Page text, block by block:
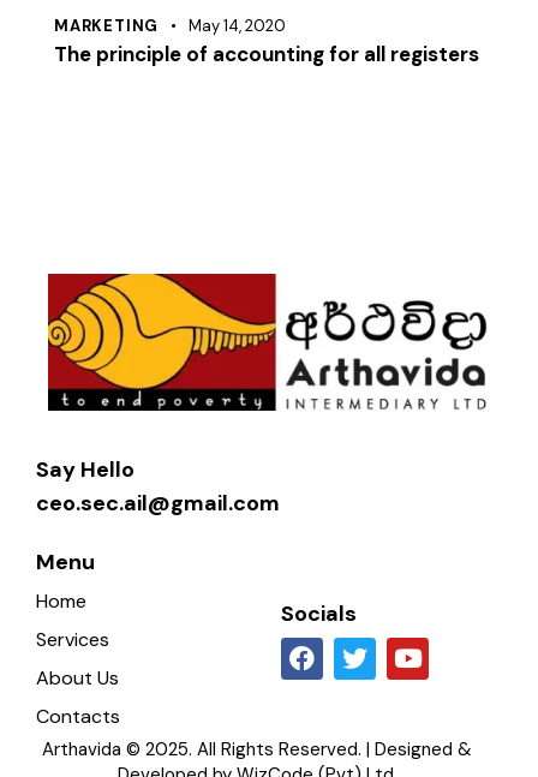
MARKETING May 14, 2020
The principle of accounting for all registers
Say Hello
ceo.sec.ail@gmail.com
Menu
Home
Services
About Us
Contacts
Socials
Arthavida © 2025. All Rights Reserved. | Designed &